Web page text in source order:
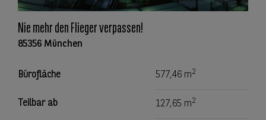
Nie mehr den Flieger verpassen!
85356 München
Bürofläche 577,46 m2
Teilbar ab 127,65 m2